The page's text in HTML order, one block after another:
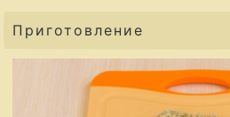
Приготовление